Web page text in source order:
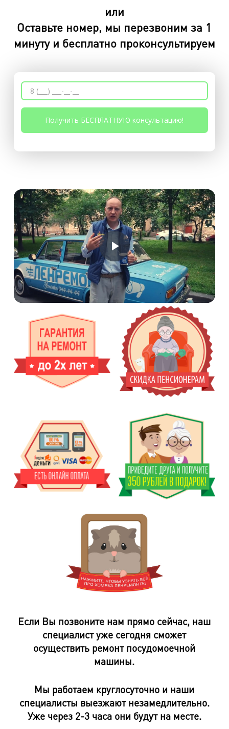
или
Оставьте номер, мы перезвоним за 1
минуту и бесплатно проконсультируем
Если Вы позвоните нам прямо сейчас, наш
специалист уже сегодня сможет
осуществить ремонт посудомоечной
машины.
Мы работаем круглосуточно и наши
специалисты выезжают незамедлительно.
Уже через 2-3 часа они будут на месте.